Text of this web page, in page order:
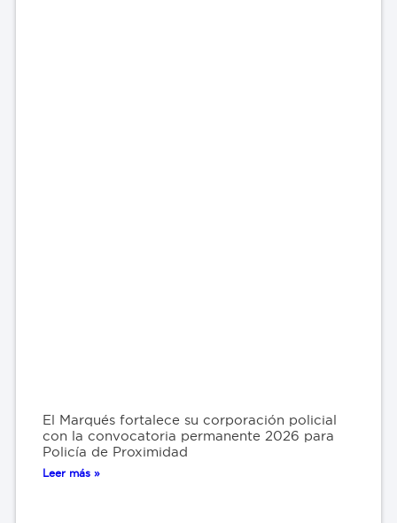
El Marqués fortalece su corporación policial
con la convocatoria permanente 2026 para
Policía de Proximidad
Leer más »